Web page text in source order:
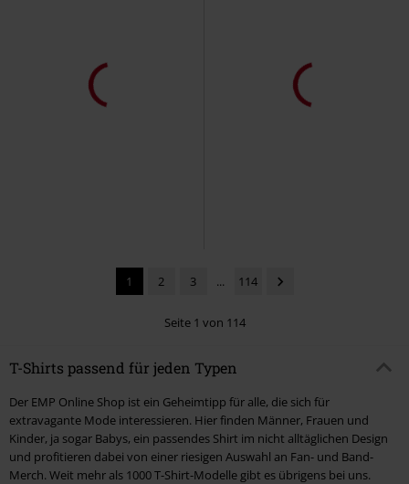
1 2 3 ... 114
Seite 1 von 114
T-Shirts passend für jeden Typen
Der EMP Online Shop ist ein Geheimtipp für alle, die sich für
extravagante Mode interessieren. Hier finden Männer, Frauen und
Kinder, ja sogar Babys, ein passendes Shirt im nicht alltäglichen Design
und profitieren dabei von einer riesigen Auswahl an Fan- und Band-
Merch. Weit mehr als 1000 T-Shirt-Modelle gibt es übrigens bei uns.